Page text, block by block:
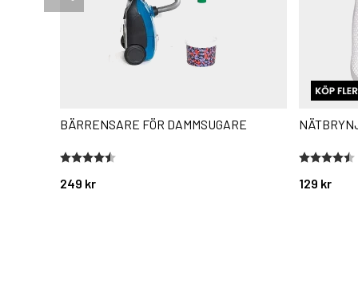
BÄRRENSARE FÖR DAMMSUGARE
249 kr
Betyg:
4.7 utav 5 stjärnor
129 kr
Betyg:
4.6 utav 5